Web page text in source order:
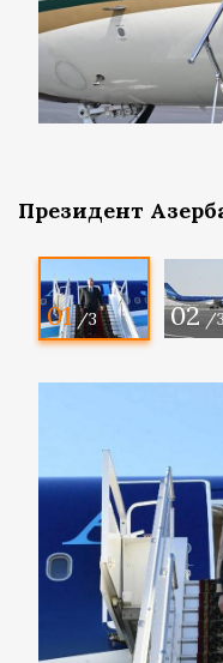
Президент
01 /3 02 /3